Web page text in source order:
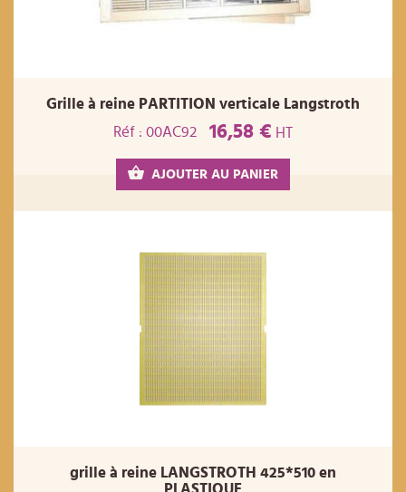
Grille à reine PARTITION verticale Langstroth
Réf : 00AC92
16,58 € HT
AJOUTER AU PANIER
grille à reine LANGSTROTH 425*510 en